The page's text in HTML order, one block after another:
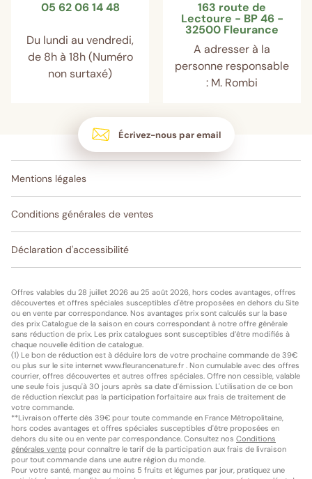
05 62 06 14 48
Du lundi au vendredi,
de 8h à 18h (Numéro
non surtaxé)
163 route de
Lectoure - BP 46 -
32500 Fleurance
A adresser à la
personne responsable
: M. Rombi
Écrivez-nous par email
Mentions légales
Conditions générales de ventes
Déclaration d'accessibilité
Offres valables du 28 juillet 2026 au 25 août 2026, hors codes avantages, offres
découvertes et offres spéciales susceptibles d'être proposées en dehors du Site
ou en vente par correspondance. Nos avantages prix sont calculés sur la base
des prix Catalogue de la saison en cours correspondant à notre offre générale
sans réduction de prix. Les prix catalogues sont susceptibles d’être modifiés à
chaque nouvelle édition de catalogue.
(1) Le bon de réduction est à déduire lors de votre prochaine commande de 39€
ou plus sur le site internet www.fleurancenature.fr . Non cumulable avec des offres
courrier, offres découvertes et autres offres spéciales. Offre non cessible, valable
une seule fois jusqu'à 30 jours après sa date d'émission. L'utilisation de ce bon
de réduction n'exclut pas la participation forfaitaire aux frais de traitement de
votre commande.
**Livraison offerte dès 39€ pour toute commande en France Métropolitaine,
hors codes avantages et offres spéciales susceptibles d'être proposées en
dehors du site ou en vente par correspondance. Consultez nos Conditions
générales vente pour connaître le tarif de la participation aux frais de livraison
pour tout commande dans une autre région du monde.
Pour votre santé, mangez au moins 5 fruits et légumes par jour, pratiquez une